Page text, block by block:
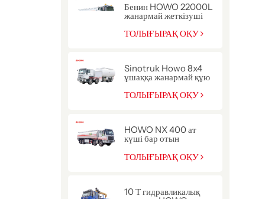
Бенин HOWO 22000L
жанармай жеткізуші
цистерна жүк көлігі
ТОЛЫҒЫРАҚ ОҚУ
Sinotruk Howo 8x4
ұшаққа жанармай құю
жүк көлігі
ТОЛЫҒЫРАҚ ОҚУ
HOWO NX 400 ат
күші бар отын
ТОЛЫҒЫРАҚ ОҚУ
10 Т гидравликалық